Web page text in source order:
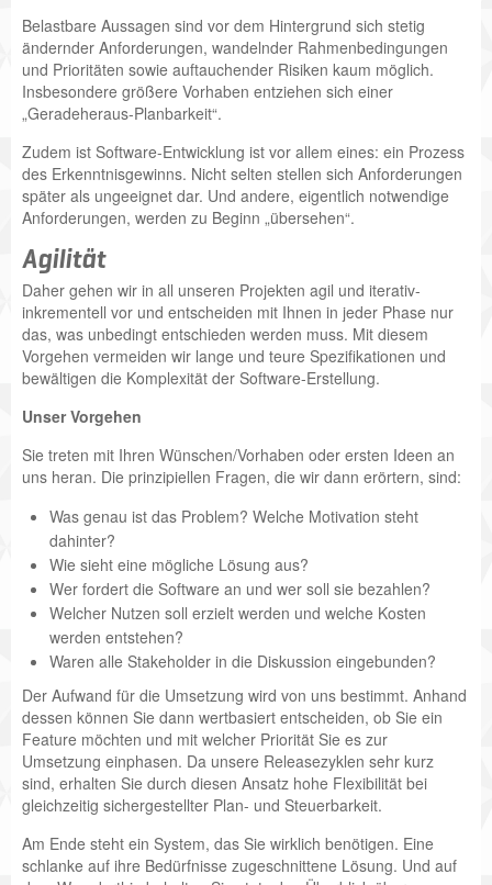
Belastbare Aussagen sind vor dem Hintergrund sich stetig
ändernder Anforderungen, wandelnder Rahmenbedingungen
und Prioritäten sowie auftauchender Risiken kaum möglich.
Insbesondere größere Vorhaben entziehen sich einer
„Geradeheraus-Planbarkeit“.
Zudem ist Software-Entwicklung ist vor allem eines: ein Prozess
des Erkenntnisgewinns. Nicht selten stellen sich Anforderungen
später als ungeeignet dar. Und andere, eigentlich notwendige
Anforderungen, werden zu Beginn „übersehen“.
Agilität
Daher gehen wir in all unseren Projekten agil und iterativ-
inkrementell vor und entscheiden mit Ihnen in jeder Phase nur
das, was unbedingt entschieden werden muss. Mit diesem
Vorgehen vermeiden wir lange und teure Spezifikationen und
bewältigen die Komplexität der Software-Erstellung.
Unser Vorgehen
Sie treten mit Ihren Wünschen/Vorhaben oder ersten Ideen an
uns heran. Die prinzipiellen Fragen, die wir dann erörtern, sind:
Was genau ist das Problem? Welche Motivation steht
dahinter?
Wie sieht eine mögliche Lösung aus?
Wer fordert die Software an und wer soll sie bezahlen?
Welcher Nutzen soll erzielt werden und welche Kosten
werden entstehen?
Waren alle Stakeholder in die Diskussion eingebunden?
Der Aufwand für die Umsetzung wird von uns bestimmt. Anhand
dessen können Sie dann wertbasiert entscheiden, ob Sie ein
Feature möchten und mit welcher Priorität Sie es zur
Umsetzung einphasen. Da unsere Releasezyklen sehr kurz
sind, erhalten Sie durch diesen Ansatz hohe Flexibilität bei
gleichzeitig sichergestellter Plan- und Steuerbarkeit.
Am Ende steht ein System, das Sie wirklich benötigen. Eine
schlanke auf ihre Bedürfnisse zugeschnittene Lösung. Und auf